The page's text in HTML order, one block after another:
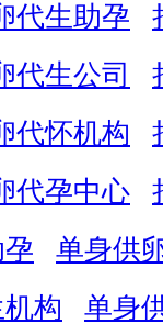
代生助孕
代生公司
代怀机构
代孕中心
单身供
构
单身